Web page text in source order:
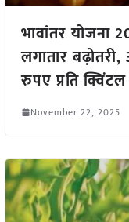
भावांतर योजना
लगातार
रुपए प्रति
November 22, 2025